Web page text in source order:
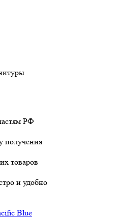
РФ
получения
товаров
и удобно
Blue